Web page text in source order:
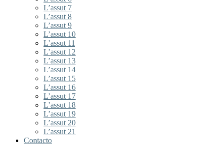
L’assut 7
L’assut 8
L’assut 9
L’assut 10
L’assut 11
L’assut 12
L’assut 13
L’assut 14
L’assut 15
L’assut 16
L’assut 17
L’assut 18
L’assut 19
L’assut 20
L’assut 21
Contacto